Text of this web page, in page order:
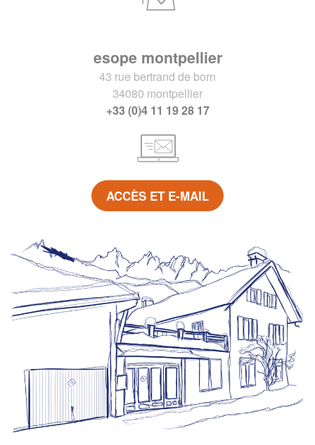
esope montpellier
43 rue bertrand de born
34080 montpellier
+33 (0)4 11 19 28 17
ACCÈS ET E-MAIL